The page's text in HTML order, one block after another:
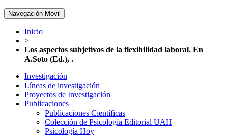
Navegación Móvil
Inicio
>
Los aspectos subjetivos de la flexibilidad laboral. En
A.Soto (Ed.), .
Investigación
Líneas de investigación
Proyectos de Investigación
Publicaciones
Publicaciones Científicas
Colección de Psicología Editorial UAH
Psicología Hoy